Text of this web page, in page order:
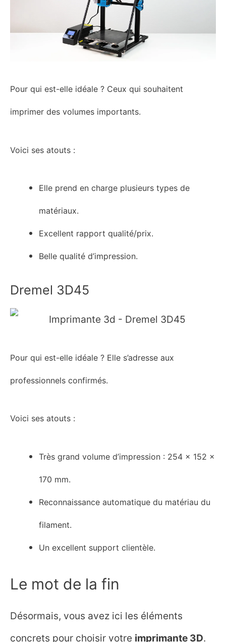
Pour qui est-elle idéale ? Ceux qui souhaitent
imprimer des volumes importants.
Voici ses atouts :
Elle prend en charge plusieurs types de
matériaux.
Excellent rapport qualité/prix.
Belle qualité d’impression.
Dremel 3D45
Pour qui est-elle idéale ? Elle s’adresse aux
professionnels confirmés.
Voici ses atouts :
Très grand volume d’impression : 254 x 152 x
170 mm.
Reconnaissance automatique du matériau du
filament.
Un excellent support clientèle.
Le mot de la fin
Désormais, vous avez ici les éléments
concrets pour choisir votre imprimante 3D.